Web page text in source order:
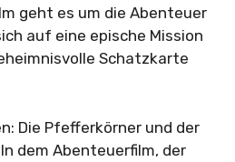
geht es um die Abenteuer
auf eine epische Mission
Schatzkarte
Die Pfefferkörner und der
dem Abenteuerfilm, der